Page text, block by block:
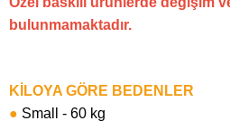
bulunmamaktadır.
KİLOYA GÖRE BEDENLER
● Small - 60 kg